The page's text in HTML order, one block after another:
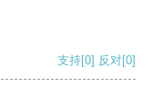
支持[0] 反对[0]